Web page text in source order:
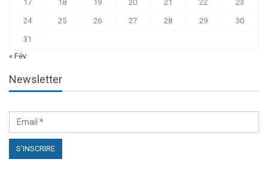
17 18 19 20 21 22 23
24 25 26 27 28 29 30
31
« Fév
Newsletter